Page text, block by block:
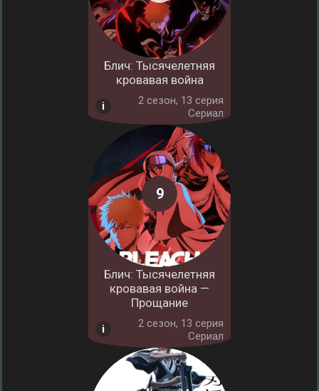
Блич: Тысячелетняя
кровавая война
2 cезон, 13 серия
Сериал
Блич: Тысячелетняя
кровавая война —
Прощание
2 cезон, 13 серия
Сериал